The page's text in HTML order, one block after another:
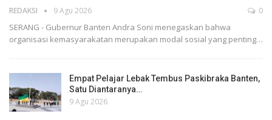
REDAKSI 9 Agu 2026 0
SERANG - Gubernur Banten Andra Soni menegaskan bahwa
organisasi kemasyarakatan merupakan modal sosial yang penting…
Empat Pelajar Lebak Tembus Paskibraka Banten,
Satu Diantaranya…
9 Agu 2026